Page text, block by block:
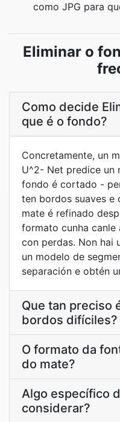
como JPG para
Eliminar o
Como decide
que é o fondo?
Concretamente, un
U^2- Net predice un
fondo é cortado -
ten bordos suaves e
mate é refinado
formato cunha canle
con perdas. Non hai
un modelo de
separación e obtén
Que tan preciso
bordos difíciles?
O formato da
do mate?
Algo específico
considerar?